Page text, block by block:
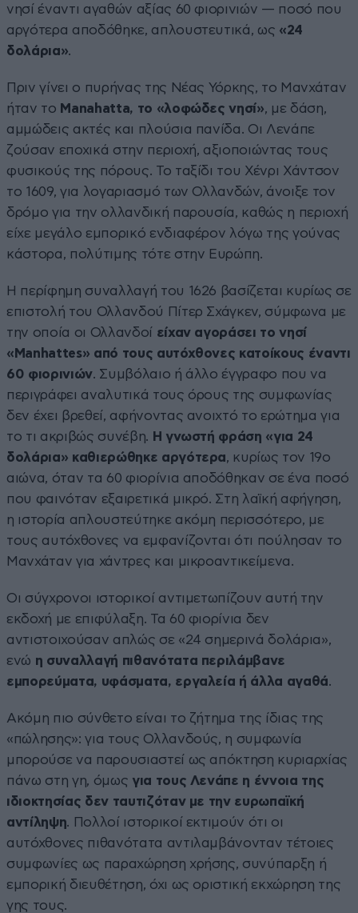
νησί έναντι αγαθών αξίας 60 φιορινιών — ποσό που
αργότερα αποδόθηκε, απλουστευτικά, ως «24
δολάρια».
Πριν γίνει ο πυρήνας της Νέας Υόρκης, το Μανχάταν
ήταν το Manahatta, το «λοφώδες νησί», με δάση,
αμμώδεις ακτές και πλούσια πανίδα. Οι Λενάπε
ζούσαν εποχικά στην περιοχή, αξιοποιώντας τους
φυσικούς της πόρους. Το ταξίδι του Χένρι Χάντσον
το 1609, για λογαριασμό των Ολλανδών, άνοιξε τον
δρόμο για την ολλανδική παρουσία, καθώς η περιοχή
είχε μεγάλο εμπορικό ενδιαφέρον λόγω της γούνας
κάστορα, πολύτιμης τότε στην Ευρώπη.
Η περίφημη συναλλαγή του 1626 βασίζεται κυρίως σε
επιστολή του Ολλανδού Πίτερ Σχάγκεν, σύμφωνα με
την οποία οι Ολλανδοί είχαν αγοράσει το νησί
«Manhattes» από τους αυτόχθονες κατοίκους έναντι
60 φιορινιών. Συμβόλαιο ή άλλο έγγραφο που να
περιγράφει αναλυτικά τους όρους της συμφωνίας
δεν έχει βρεθεί, αφήνοντας ανοιχτό το ερώτημα για
το τι ακριβώς συνέβη. Η γνωστή φράση «για 24
δολάρια» καθιερώθηκε αργότερα, κυρίως τον 19ο
αιώνα, όταν τα 60 φιορίνια αποδόθηκαν σε ένα ποσό
που φαινόταν εξαιρετικά μικρό. Στη λαϊκή αφήγηση,
η ιστορία απλουστεύτηκε ακόμη περισσότερο, με
τους αυτόχθονες να εμφανίζονται ότι πούλησαν το
Μανχάταν για χάντρες και μικροαντικείμενα.
Οι σύγχρονοι ιστορικοί αντιμετωπίζουν αυτή την
εκδοχή με επιφύλαξη. Τα 60 φιορίνια δεν
αντιστοιχούσαν απλώς σε «24 σημερινά δολάρια»,
ενώ η συναλλαγή πιθανότατα περιλάμβανε
εμπορεύματα, υφάσματα, εργαλεία ή άλλα αγαθά.
Ακόμη πιο σύνθετο είναι το ζήτημα της ίδιας της
«πώλησης»: για τους Ολλανδούς, η συμφωνία
μπορούσε να παρουσιαστεί ως απόκτηση κυριαρχίας
πάνω στη γη, όμως για τους Λενάπε η έννοια της
ιδιοκτησίας δεν ταυτιζόταν με την ευρωπαϊκή
αντίληψη. Πολλοί ιστορικοί εκτιμούν ότι οι
αυτόχθονες πιθανότατα αντιλαμβάνονταν τέτοιες
συμφωνίες ως παραχώρηση χρήσης, συνύπαρξη ή
εμπορική διευθέτηση, όχι ως οριστική εκχώρηση της
γης τους.